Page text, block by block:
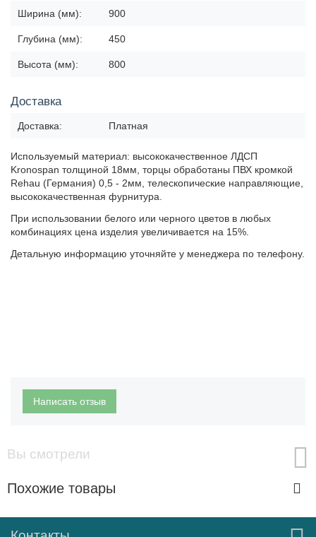
Ширина (мм): 900
Глубина (мм): 450
Высота (мм): 800
Доставка
Доставка: Платная
Используемый материал: высококачественное ЛДСП
Kronospan толщиной 18мм, торцы обработаны ПВХ кромкой
Rehau (Германия) 0,5 - 2мм, телескопические направляющие,
высококачественная фурнитура.
При использовании белого или черного цветов в любых
комбинациях цена изделия увеличивается на 15%.
Детальную информацию уточняйте у менеджера по телефону.
Написать отзыв
Вы смотрели
Похожие товары